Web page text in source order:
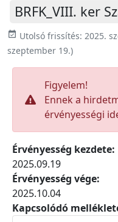
BRFK_VIII. ker
event_available Utolsó frissítés: 2025.
szeptember 19.)
Figyelem!
Ennek a
érvényességi
Érvényesség kezdete:
2025.09.19
Érvényesség vége:
2025.10.04
Kapcsolódó